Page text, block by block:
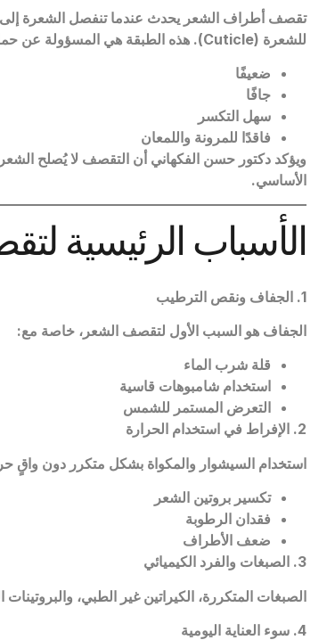
تقصف أطراف الشعر يحدث عندما تنفصل الشعرة إلى
للشعرة (Cuticle). هذه الطبقة هي المسؤولة عن
ضعيفًا
جافًا
سهل التكسر
فاقدًا للمرونة واللمعان
ويؤكد دكتور حسن الفكهاني أن التقصف لا يُصلح
الأساسي.
الأسباب الرئيسية
1. الجفاف ونقص الترطيب
الجفاف هو السبب الأول لتقصف الشعر، خاصة مع:
قلة شرب الماء
استخدام شامبوهات قاسية
التعرض المستمر للشمس
2.
الإفراط في استخدام الحرارة
استخدام السيشوار والمكواة بشكل متكرر دون واقٍ
تكسير بروتين الشعر
فقدان الرطوبة
ضعف الأطراف
3.
الصبغات والفرد الكيميائي
الصبغات المتكررة، الكيراتين غير الطبي،
4. سوء العناية اليومية